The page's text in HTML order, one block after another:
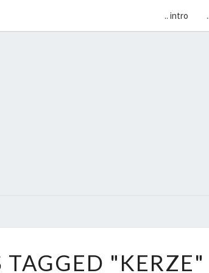
.. intro
TAGGED
TAGGED "KERZE"